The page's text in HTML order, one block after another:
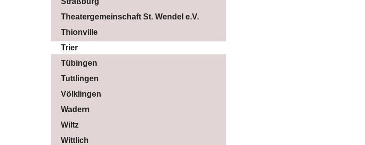
Theatergemeinschaft St. Wendel e.V.
Thionville
Trier
Tübingen
Tuttlingen
Völklingen
Wadern
Wiltz
Wittlich